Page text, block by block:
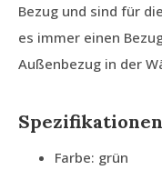
Bezug und sind für
es immer einen
Außenbezug in der
Spezifikationen
Farbe: grün